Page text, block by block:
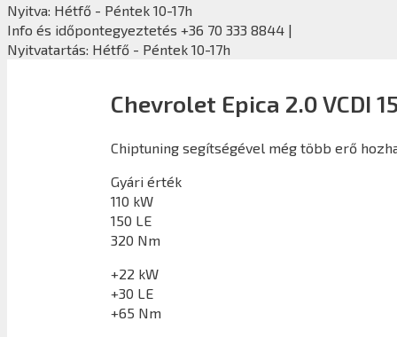
Nyitva: Hétfő - Péntek 10-17h
Info és időpontegyeztetés +36 70 333 8844 |
Nyitvatartás: Hétfő - Péntek 10-17h
Chevrolet Epica 2.0 VCDI
Chiptuning segítségével még több erő
Gyári érték
110 kW
150 LE
320 Nm
+22 kW
+30 LE
+65 Nm